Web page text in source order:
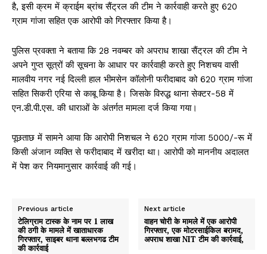
है, इसी क्रम में क्राईम ब्रांच सैंट्रल की टीम ने कार्रवाही करते हुए 620
ग्राम गांजा सहित एक आरोपी को गिरफ्तार किया है।
पुलिस प्रवक्ता ने बताया कि 28 नवम्बर को अपराध शाखा सैंट्रल की टीम ने
अपने गुप्त सूत्रों की सूचना के आधार पर कार्रवाही करते हुए निशचय वासी
मालवीय नगर नई दिल्ली हाल भीमसेन कॉलोनी फरीदाबाद को 620 ग्राम गांजा
सहित सिकरी एरिया से काबू किया है। जिसके विरुद्ध थाना सेक्टर-58 में
एन.डी.पी.एस. की धाराओं के अंतर्गत मामला दर्ज किया गया।
पूछताछ में सामने आया कि आरोपी निशचल ने 620 ग्राम गांजा 5000/-रू में
किसी अंजान व्यक्ति से फरीदाबाद में खरीदा था। आरोपी को माननीय अदालत
में पेश कर नियमानुसार कार्रवाई की गई।
Previous article
टेलिग्राम टास्क के नाम पर 1 लाख
की ठगी के मामले में खाताधारक
गिरफ्तार, साइबर थाना बल्लभगढ टीम
की कार्रवाई
Next article
वाहन चोरी के मामले में एक आरोपी
गिरफ्तार, एक मोटरसाईकिल बरामद,
अपराध शाखा NIT टीम की कार्रवाई,